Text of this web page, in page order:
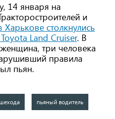
14 января на
и
Харькове столкнулись
Land Cruiser. В
три человека
правила
пьян.
пьяный водитель